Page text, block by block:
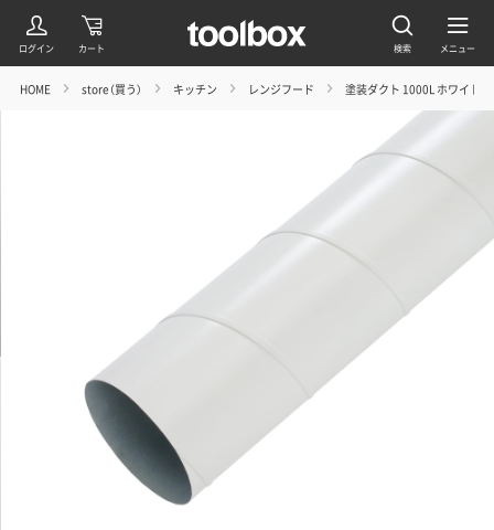
HOME store（買う） キッチン レンジフード 塗装ダクト 1000L ホワイト